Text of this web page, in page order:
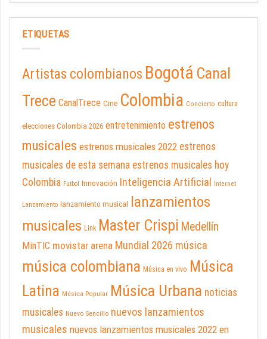
ETIQUETAS
Artistas colombianos Bogotá Canal
Trece CanalTrece Cine Colombia Concierto cultura
elecciones Colombia 2026 entretenimiento estrenos
musicales estrenos musicales 2022 estrenos
musicales de esta semana estrenos musicales hoy
Colombia Futbol Innovación Inteligencia Artificial Internet
Lanzamiento lanzamiento musical
lanzamientos
musicales Link Master Crispi Medellín
MinTIC movistar arena Mundial 2026 música
música colombiana Música en vivo Música
Latina Música Popular Música Urbana noticias
musicales Nuevo Sencillo nuevos lanzamientos
musicales nuevos lanzamientos musicales 2022 en